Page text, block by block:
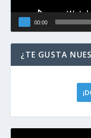
00:00
¿TE GUSTA